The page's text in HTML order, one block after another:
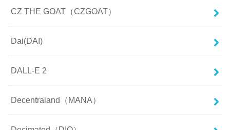
CZ THE GOAT（CZGOAT）
Dai(DAI)
DALL-E 2
Decentraland（MANA）